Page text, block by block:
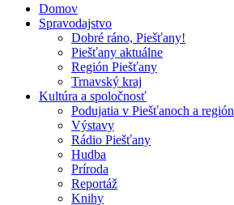
Domov
Spravodajstvo
Dobré ráno, Piešťany!
Piešťany aktuálne
Región Piešťany
Trnavský kraj
Kultúra a spoločnosť
Podujatia v Piešťanoch a región
Výstavy
Rádio Piešťany
Hudba
Príroda
Reportáž
Knihy